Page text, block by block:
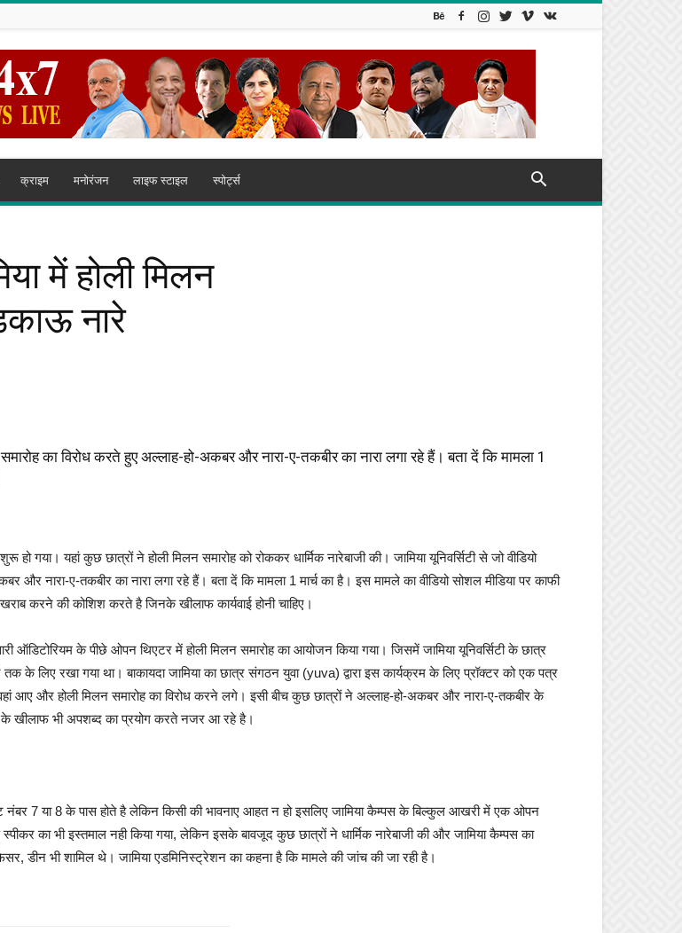
क्राइम मनोरंजन लाइफ स्टाइल स्पोर्ट्स
में होली मिलन
नारे
का विरोध करते हुए अल्लाह-हो-अकबर और नारा-ए-तकबीर का नारा लगा रहे हैं। बता दें कि मामला 1
हो गया। यहां कुछ छात्रों ने होली मिलन समारोह को रोककर धार्मिक नारेबाजी की। जामिया यूनिवर्सिटी से जो वीडियो
नारा-ए-तकबीर का नारा लगा रहे हैं। बता दें कि मामला 1 मार्च का है। इस मामले का वीडियो सोशल मीडिया पर काफी
करने की कोशिश करते है जिनके खीलाफ कार्यवाई होनी चाहिए।
ऑडिटोरियम के पीछे ओपन थिएटर में होली मिलन समारोह का आयोजन किया गया। जिसमें जामिया यूनिवर्सिटी के छात्र
के लिए रखा गया था। बाकायदा जामिया का छात्र संगठन युवा (yuva) द्वारा इस कार्यक्रम के लिए प्रॉक्टर को एक पत्र
आए और होली मिलन समारोह का विरोध करने लगे। इसी बीच कुछ छात्रों ने अल्लाह-हो-अकबर और नारा-ए-तकबीर के
के खीलाफ भी अपशब्द का प्रयोग करते नजर आ रहे है।
नंबर 7 या 8 के पास होते है लेकिन किसी की भावनाए आहत न हो इसलिए जामिया कैम्पस के बिल्कुल आखरी में एक ओपन
का भी इस्तमाल नही किया गया, लेकिन इसके बावजूद कुछ छात्रों ने धार्मिक नारेबाजी की और जामिया कैम्पस का
डीन भी शामिल थे। जामिया एडमिनिस्ट्रेशन का कहना है कि मामले की जांच की जा रही है।